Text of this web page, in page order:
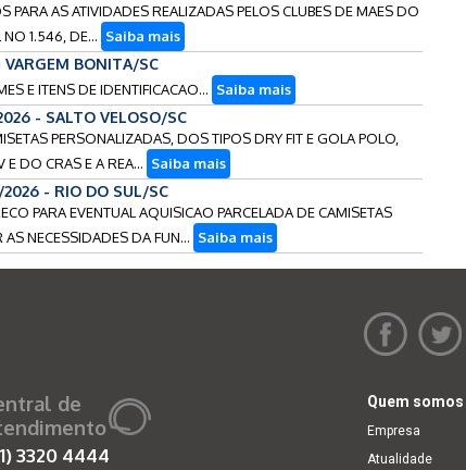
AS ATIVIDADES REALIZADAS PELOS CLUBES DE MAES DO
NO 1.546, DE... Saiba mais
BONITA/SC
E ITENS DE IDENTIFICACAO... Saiba mais
- SALTO VELOSO/SC
PERSONALIZADAS, DOS TIPOS DRY FIT E GOLA POLO,
E DO CRAS E A REA... Saiba mais
2026 - RIO DO SUL/SC
PARA EVENTUAL AQUISICAO PARCELADA DE CAMISETAS
NECESSIDADES DA FUN... Saiba mais
de
3320 4444
Quem somos
Empresa
Atualidade